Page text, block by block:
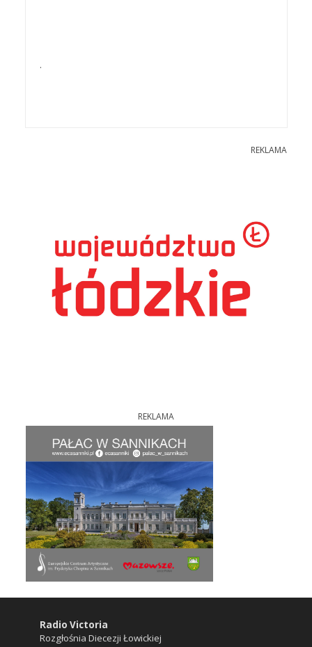
.
REKLAMA
REKLAMA
Radio Victoria
Rozgłośnia Diecezji Łowickiej